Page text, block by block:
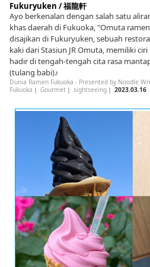
Fukuryuken / 福龍軒
Ayo berkenalan dengan salah satu
khas daerah di Fukuoka, "Omuta
disajikan di Fukuryuken, sebuah
kaki dari Stasiun JR Omuta, memiliki
hadir di tengah-tengah cita rasa
(tulang babi)♪
Dunia Ramen Fukuoka - Presented by Noodle
Fukuoka ｜ Gourmet｜ sightseeing｜ 2023.03.16